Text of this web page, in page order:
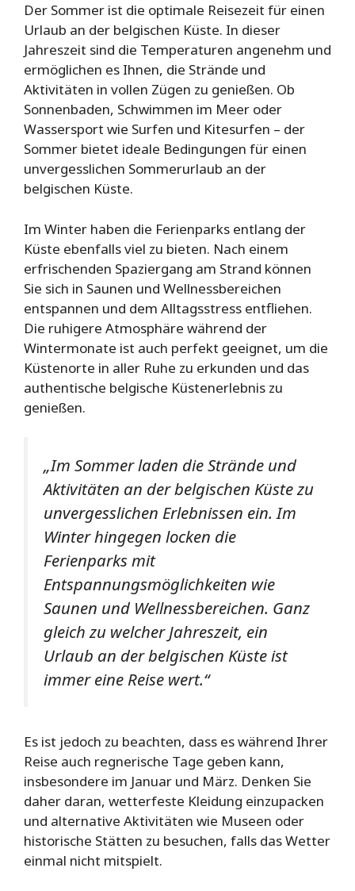
Der Sommer ist die optimale Reisezeit für einen
Urlaub an der belgischen Küste. In dieser
Jahreszeit sind die Temperaturen angenehm und
ermöglichen es Ihnen, die Strände und
Aktivitäten in vollen Zügen zu genießen. Ob
Sonnenbaden, Schwimmen im Meer oder
Wassersport wie Surfen und Kitesurfen – der
Sommer bietet ideale Bedingungen für einen
unvergesslichen Sommerurlaub an der
belgischen Küste.
Im Winter haben die Ferienparks entlang der
Küste ebenfalls viel zu bieten. Nach einem
erfrischenden Spaziergang am Strand können
Sie sich in Saunen und Wellnessbereichen
entspannen und dem Alltagsstress entfliehen.
Die ruhigere Atmosphäre während der
Wintermonate ist auch perfekt geeignet, um die
Küstenorte in aller Ruhe zu erkunden und das
authentische belgische Küstenerlebnis zu
genießen.
„Im Sommer laden die Strände und
Aktivitäten an der belgischen Küste zu
unvergesslichen Erlebnissen ein. Im
Winter hingegen locken die
Ferienparks mit
Entspannungsmöglichkeiten wie
Saunen und Wellnessbereichen. Ganz
gleich zu welcher Jahreszeit, ein
Urlaub an der belgischen Küste ist
immer eine Reise wert.“
Es ist jedoch zu beachten, dass es während Ihrer
Reise auch regnerische Tage geben kann,
insbesondere im Januar und März. Denken Sie
daher daran, wetterfeste Kleidung einzupacken
und alternative Aktivitäten wie Museen oder
historische Stätten zu besuchen, falls das Wetter
einmal nicht mitspielt.